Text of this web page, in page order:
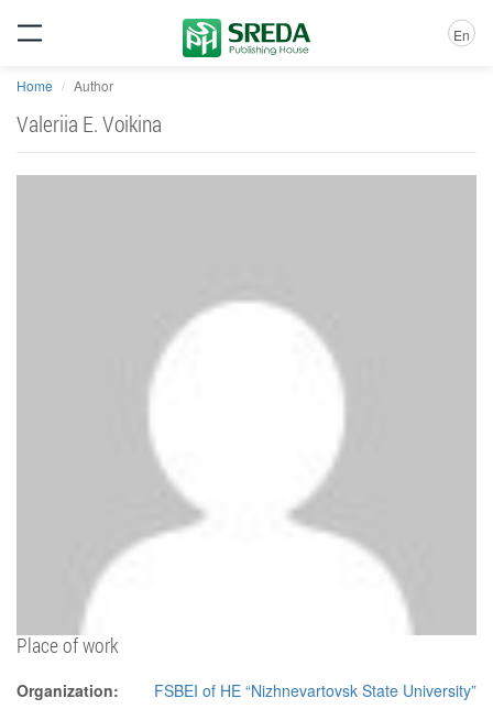
En
Home Author
Valeriia E. Voikina
Place of work
Organization: FSBEI of HE “Nizhnevartovsk State University”